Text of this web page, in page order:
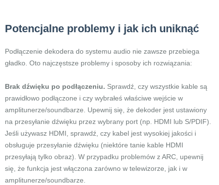
Potencjalne problemy i jak ich uniknąć
Podłączenie dekodera do systemu audio nie zawsze przebiega
gładko. Oto najczęstsze problemy i sposoby ich rozwiązania:
Brak dźwięku po podłączeniu. Sprawdź, czy wszystkie kable są
prawidłowo podłączone i czy wybrałeś właściwe wejście w
amplitunerze/soundbarze. Upewnij się, że dekoder jest ustawiony
na przesyłanie dźwięku przez wybrany port (np. HDMI lub S/PDIF).
Jeśli używasz HDMI, sprawdź, czy kabel jest wysokiej jakości i
obsługuje przesyłanie dźwięku (niektóre tanie kable HDMI
przesyłają tylko obraz). W przypadku problemów z ARC, upewnij
się, że funkcja jest włączona zarówno w telewizorze, jak i w
amplitunerze/soundbarze.